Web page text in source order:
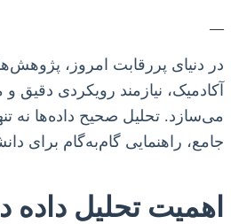
—
در دنیای پررقابت امروز،
آکادمیک، نیازمند رویکردی دقیق
می‌سازد. تحلیل صحیح داده‌ها نه
جامع، راهنمایی گام‌به‌گام برای
اهمیت تحلیل داده